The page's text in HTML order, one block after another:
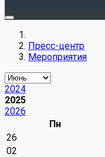
Пресс-центр
Мероприятия
2024
2025
2026
Пн
26
02